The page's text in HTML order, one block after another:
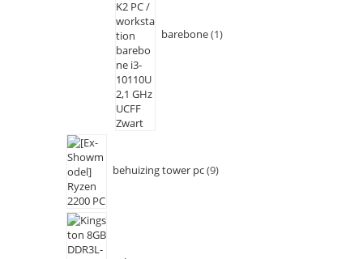
barebone 1
behuizing tower pc 9